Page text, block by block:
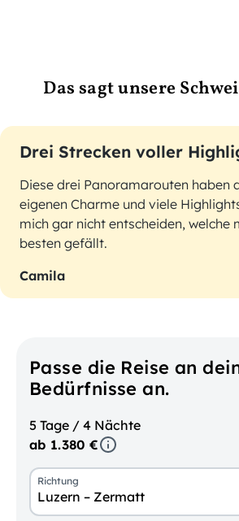
Das sagt unsere
Drei Strecken voller
Diese drei Panoramarouten haben
eigenen Charme und viele
mich gar nicht entscheiden, welche
besten gefällt.
Camila
Passe die Reise an
Bedürfnisse an.
5 Tage / 4 Nächte
ab 1.380 €
Richtung
Luzern – Zermatt